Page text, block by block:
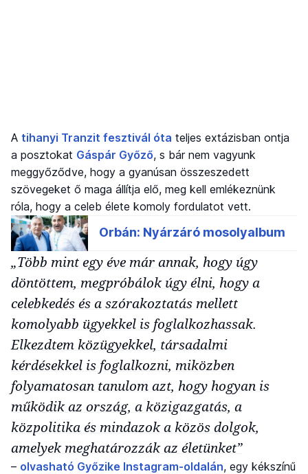
A tihanyi Tranzit fesztivál óta teljes extázisban ontja
a posztokat Gáspár Győző, s bár nem vagyunk
meggyőződve, hogy a gyanúsan összeszedett
szövegeket ő maga állítja elő, meg kell emlékeznünk
róla, hogy a celeb élete komoly fordulatot vett.
„Több mint egy éve már annak, hogy úgy
döntöttem, megpróbálok úgy élni, hogy a
celebkedés és a szórakoztatás mellett
komolyabb ügyekkel is foglalkozhassak.
Elkezdtem közügyekkel, társadalmi
kérdésekkel is foglalkozni, miközben
folyamatosan tanulom azt, hogy hogyan is
működik az ország, a közigazgatás, a
közpolitika és mindazok a közös dolgok,
amelyek meghatározzák az életünket”
– olvasható Győzike Instagram-oldalán, egy kékszínű